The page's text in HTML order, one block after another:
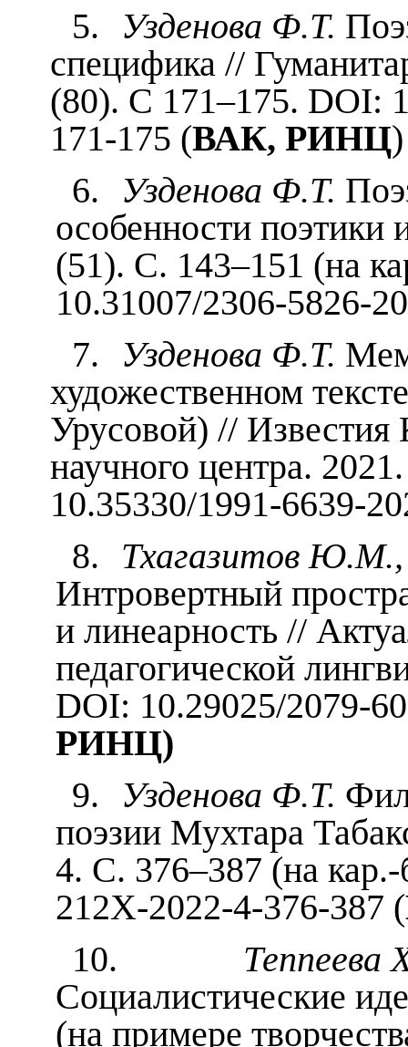
5.
Узденова Ф.Т.
специфика //
(80). С 171–175. DOI:
171-175 (ВАК, РИНЦ)
6.
Узденова Ф.Т.
особенности
(51). С. 143–151 (на
10.31007/2306-5826-
7.
Узденова Ф.Т.
художественном
Урусовой) // Известия
научного центра.
10.35330/1991-6639-
8.
Тхагазитов Ю.М.,
Интровертный
и линеарность //
педагогической
DOI: 10.29025/2079-
РИНЦ)
9.
Узденова Ф.Т.
поэзии Мухтара
4. С. 376–387 (на
212X-2022-4-376-387 (
10.
Теппеева
Социалистические
(на примере